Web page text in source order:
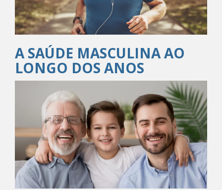
A SAÚDE MASCULINA AO
LONGO DOS ANOS